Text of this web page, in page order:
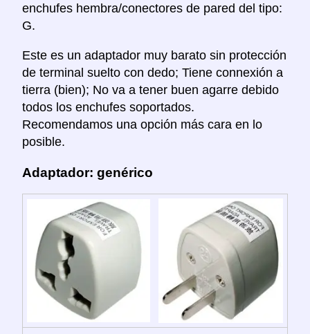
enchufes hembra/conectores de pared del tipo:
G.
Este es un adaptador muy barato sin protección
de terminal suelto con dedo; Tiene connexión a
tierra (bien); No va a tener buen agarre debido
todos los enchufes soportados.
Recomendamos una opción más cara en lo
posible.
Adaptador: genérico